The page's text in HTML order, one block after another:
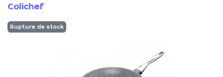
Colichef
Rupture de stock